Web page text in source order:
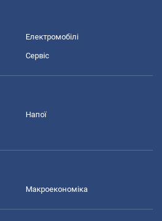
Електромобілі
Сервіс
Напої
Макроекономіка